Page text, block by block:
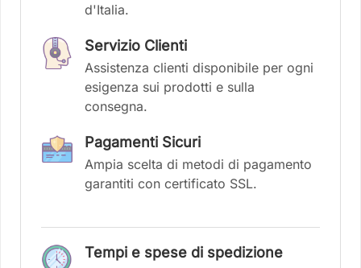
d'Italia.
Servizio Clienti
Assistenza clienti disponibile per ogni
esigenza sui prodotti e sulla
consegna.
Pagamenti Sicuri
Ampia scelta di metodi di pagamento
garantiti con certificato SSL.
Tempi e spese di spedizione